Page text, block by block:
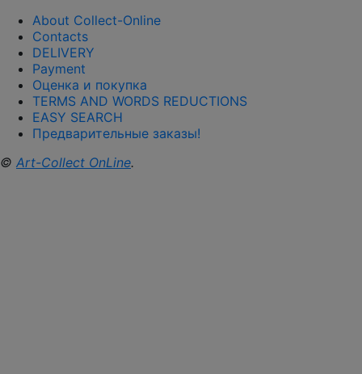
About Collect-Online
Contacts
DELIVERY
Payment
Оценка и покупка
TERMS AND WORDS REDUCTIONS
EASY SEARCH
Предварительные заказы!
© Art-Collect OnLine.